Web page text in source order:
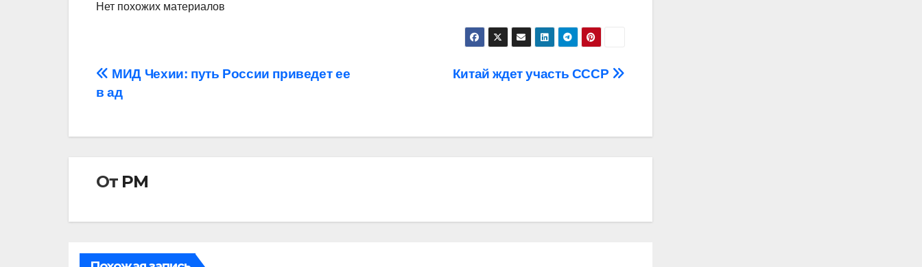
Нет похожих материалов
Навигация
по
записям
Китай ждет участь СССР
МИД Чехии: путь России приведет ее
в ад
От РМ